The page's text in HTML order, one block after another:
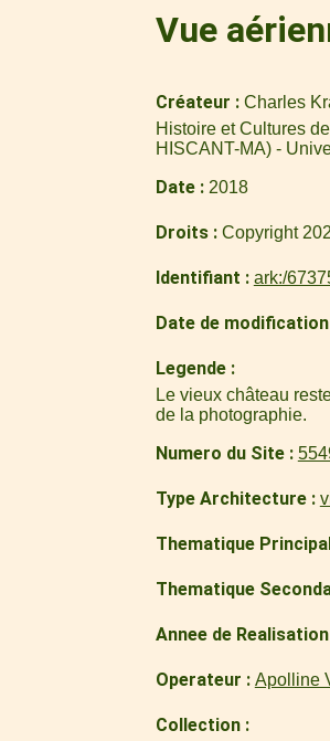
Vue
Créateur
Charles
Histoire et Cultures
HISCANT-MA) -
Date 2018
Droits Copyright
Identifiant ark:/
Date de modification
Legende
Le vieux château
de la photographie.
Numero du Site
Type Architecture
Thematique
Thematique
Annee de Realisation
Operateur Apolline
Collection